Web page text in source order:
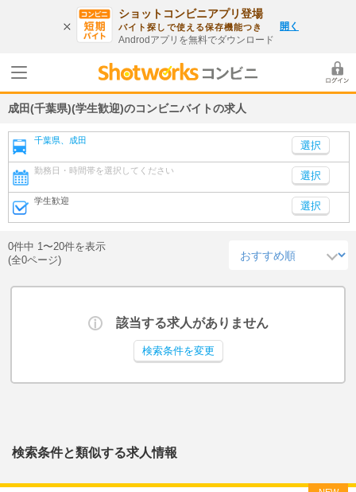
ショットコンビニアプリ登場
バイト探しで使える保存機能つき
Androdアプリを無料でダウンロード
開く
成田(千葉県)(学生歓迎)のコンビニバイトの求人
千葉県、成田
勤務日・時間帯を選択してください 選択
学生歓迎 選択
0件中 1〜20件を表示
(全0ページ)
該当する求人がありません
検索条件を変更
検索条件と類似する求人情報